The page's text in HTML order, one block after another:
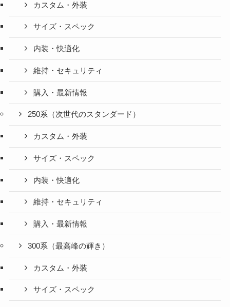
カスタム・外装
サイズ・スペック
内装・快適化
維持・セキュリティ
購入・最新情報
250系（次世代のスタンダード）
カスタム・外装
サイズ・スペック
内装・快適化
維持・セキュリティ
購入・最新情報
300系（最高峰の輝き）
カスタム・外装
サイズ・スペック